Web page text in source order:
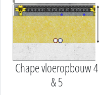
Chape vloeropbouw 4
& 5